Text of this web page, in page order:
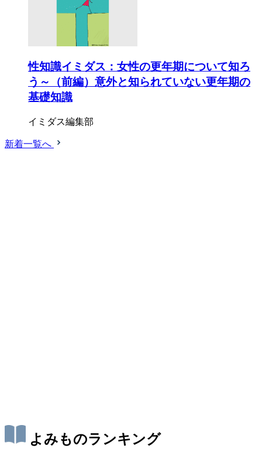
性知識イミダス：女性の更年期について知ろ
う～（前編）意外と知られていない更年期の
基礎知識
イミダス編集部
新着一覧へ
よみものランキング